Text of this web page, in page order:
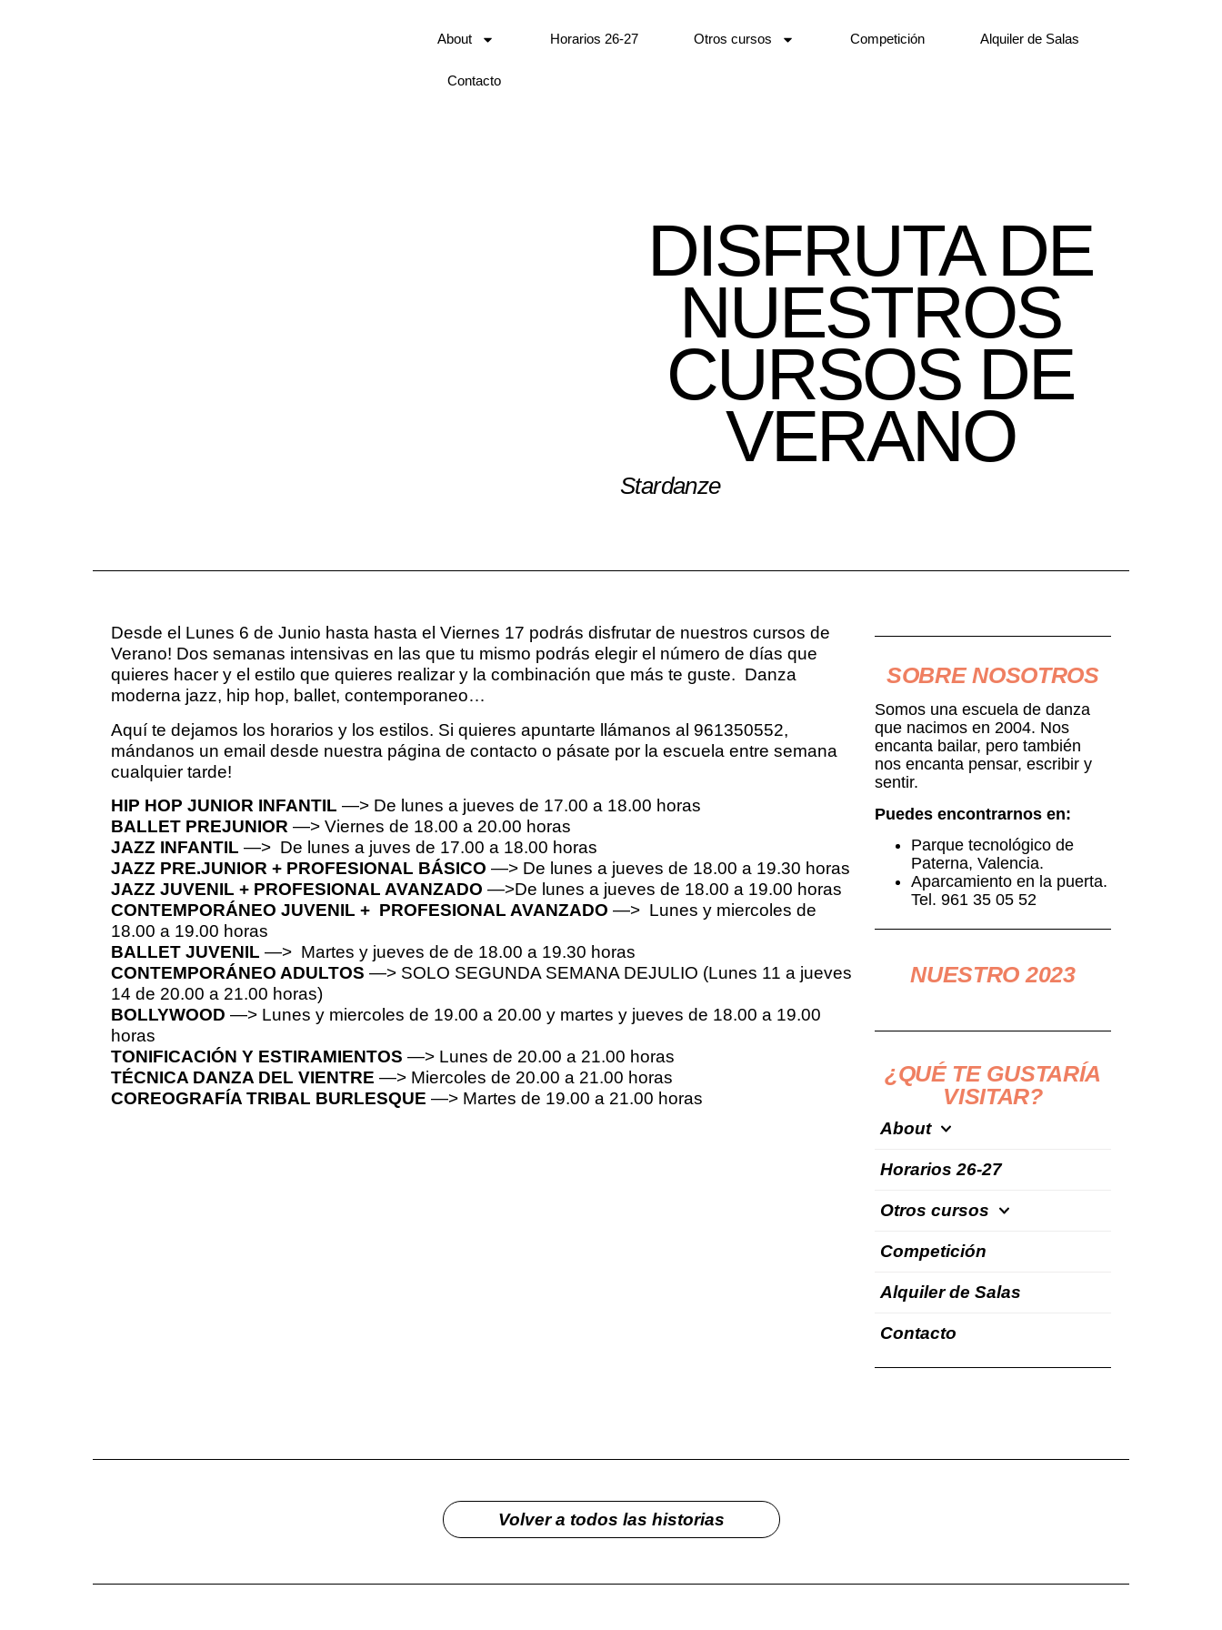
About Horarios 26-27 Otros cursos Competición Alquiler de Salas
Contacto
DISFRUTA DE
NUESTROS
CURSOS DE
VERANO
Stardanze
Desde el Lunes 6 de Junio hasta hasta el Viernes 17 podrás disfrutar de nuestros cursos de
Verano! Dos semanas intensivas en las que tu mismo podrás elegir el número de días que
quieres hacer y el estilo que quieres realizar y la combinación que más te guste. Danza
moderna jazz, hip hop, ballet, contemporaneo…
Aquí te dejamos los horarios y los estilos. Si quieres apuntarte llámanos al 961350552,
mándanos un email desde nuestra página de contacto o pásate por la escuela entre semana
cualquier tarde!
HIP HOP JUNIOR INFANTIL —> De lunes a jueves de 17.00 a 18.00 horas
BALLET PREJUNIOR —> Viernes de 18.00 a 20.00 horas
JAZZ INFANTIL —> De lunes a juves de 17.00 a 18.00 horas
JAZZ PRE.JUNIOR + PROFESIONAL BÁSICO —> De lunes a jueves de 18.00 a 19.30 horas
JAZZ JUVENIL + PROFESIONAL AVANZADO —>De lunes a jueves de 18.00 a 19.00 horas
CONTEMPORÁNEO JUVENIL + PROFESIONAL AVANZADO —> Lunes y miercoles de
18.00 a 19.00 horas
BALLET JUVENIL —> Martes y jueves de de 18.00 a 19.30 horas
CONTEMPORÁNEO ADULTOS —> SOLO SEGUNDA SEMANA DEJULIO (Lunes 11 a jueves
14 de 20.00 a 21.00 horas)
BOLLYWOOD —> Lunes y miercoles de 19.00 a 20.00 y martes y jueves de 18.00 a 19.00
horas
TONIFICACIÓN Y ESTIRAMIENTOS —> Lunes de 20.00 a 21.00 horas
TÉCNICA DANZA DEL VIENTRE —> Miercoles de 20.00 a 21.00 horas
COREOGRAFÍA TRIBAL BURLESQUE —> Martes de 19.00 a 21.00 horas
SOBRE NOSOTROS
Somos una escuela de danza
que nacimos en 2004. Nos
encanta bailar, pero también
nos encanta pensar, escribir y
sentir.
Puedes encontrarnos en:
Parque tecnológico de
Paterna, Valencia.
Aparcamiento en la puerta.
Tel. 961 35 05 52
NUESTRO 2023
¿QUÉ TE GUSTARÍA
VISITAR?
About
Horarios 26-27
Otros cursos
Competición
Alquiler de Salas
Contacto
Volver a todos las historias